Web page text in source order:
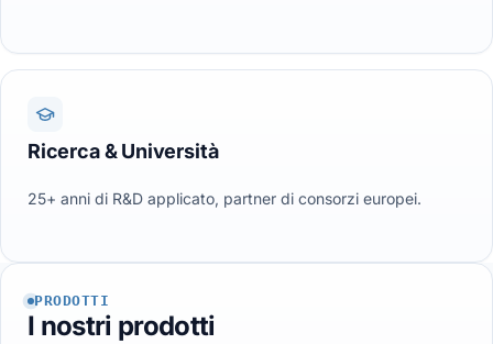
Ricerca & Università
25+ anni di R&D applicato, partner di consorzi europei.
PRODOTTI
I nostri prodotti